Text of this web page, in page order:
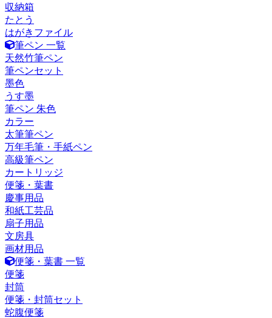
収納箱
たとう
はがきファイル
筆ペン 一覧
天然竹筆ペン
筆ペンセット
墨色
うす墨
筆ペン 朱色
カラー
太筆筆ペン
万年毛筆・手紙ペン
高級筆ペン
カートリッジ
便箋・葉書
慶事用品
和紙工芸品
扇子用品
文房具
画材用品
便箋・葉書 一覧
便箋
封筒
便箋・封筒セット
蛇腹便箋